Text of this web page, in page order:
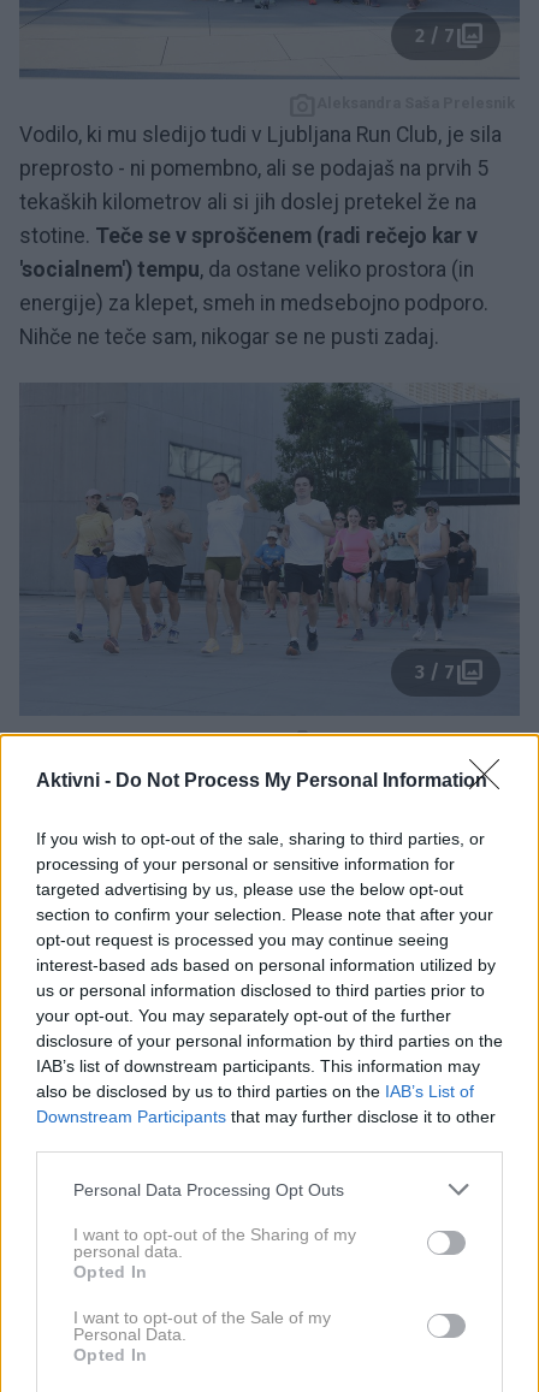
Aktivni - Do Not Process My Personal Information
If you wish to opt-out of the sale, sharing to third parties, or
processing of your personal or sensitive information for
targeted advertising by us, please use the below opt-out
section to confirm your selection. Please note that after your
opt-out request is processed you may continue seeing
interest-based ads based on personal information utilized by
us or personal information disclosed to third parties prior to
your opt-out. You may separately opt-out of the further
disclosure of your personal information by third parties on the
IAB’s list of downstream participants. This information may
also be disclosed by us to third parties on the IAB’s List of
Downstream Participants that may further disclose it to other
Please note that this website/app uses one or more Google
not limited to your visit or usage behaviour. You may click to
grant or deny consent to Google and its third-party tags to
use your data for below specified purposes in below Google
consent section.
Personal Data Processing Opt Outs
I want to opt-out of the Sharing of my
personal data.
Opted In
I want to opt-out of the Sale of my
Personal Data.
Opted In
2 / 7
Vodilo, ki mu sledijo tudi v Ljubljana Run Club, je sila
preprosto - ni pomembno, ali se podajaš na prvih 5
tekaških kilometrov ali si jih doslej pretekel že na
stotine. Teče se v sproščenem (radi rečejo kar v
'socialnem') tempu, da ostane veliko prostora (in
energije) za klepet, smeh in medsebojno podporo.
Nihče ne teče sam, nikogar se ne pusti zadaj.
3 / 7
Aleksandra Saša Prelesnik
osvežitev
Na izhodiščni točki se je tokrat zbralo okoli 50
tekačev in tekačic. Vsi polni pozitivne energije
energije in pripravljeni na prijeten tek po krasni 5-
kilometrski trasi.
Da je bil tekaški del druženja pisan na kožo prav
vsakomur, se je ekipa razdelila v dve skupini z
različnima tempoma:
malce bolj dinamičen shakeout run.
Sproščen tempo (6:30 min/km)
uživajo v teku s polnimi pljuči in klepetu med
potjo.